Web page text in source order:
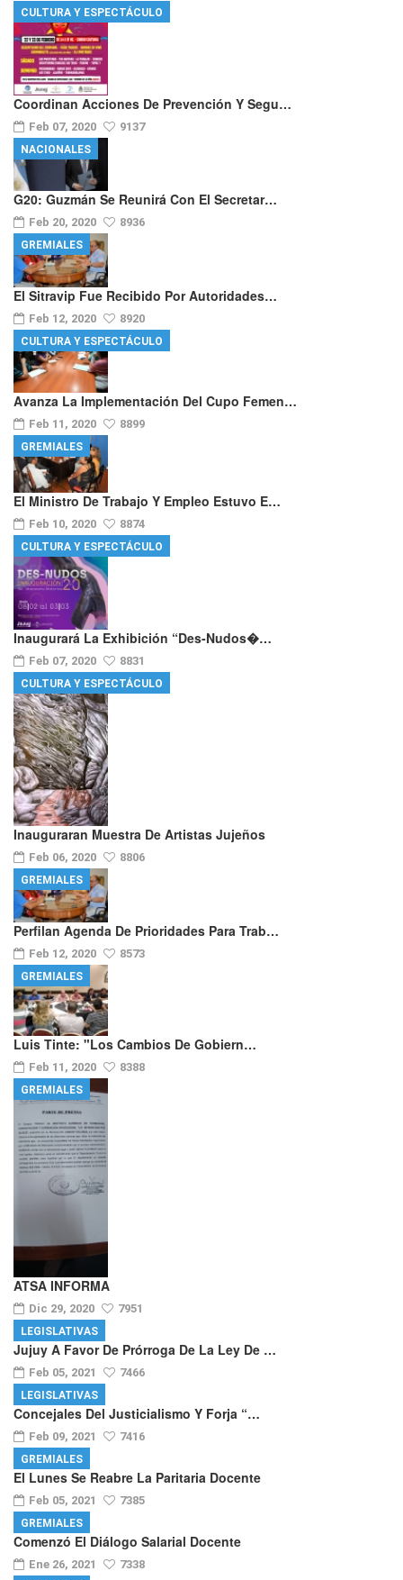
Coordinan Acciones De Prevención Y Segu…
Feb 07, 2020 9137
CULTURA Y ESPECTÁCULO
G20: Guzmán Se Reunirá Con El Secretar…
Feb 20, 2020 8936
NACIONALES
El Sitravip Fue Recibido Por Autoridades…
Feb 12, 2020 8920
GREMIALES
Avanza La Implementación Del Cupo Femen…
Feb 11, 2020 8899
CULTURA Y ESPECTÁCULO
El Ministro De Trabajo Y Empleo Estuvo E…
Feb 10, 2020 8874
GREMIALES
Inaugurará La Exhibición “Des-Nudos�…
Feb 07, 2020 8831
CULTURA Y ESPECTÁCULO
Inauguraran Muestra De Artistas Jujeños
Feb 06, 2020 8806
CULTURA Y ESPECTÁCULO
Perfilan Agenda De Prioridades Para Trab…
Feb 12, 2020 8573
GREMIALES
Luis Tinte: "los Cambios De Gobiern…
Feb 11, 2020 8388
GREMIALES
ATSA INFORMA
Dic 29, 2020 7951
GREMIALES
Jujuy A Favor De Prórroga De La Ley De …
Feb 05, 2021 7466
LEGISLATIVAS
Concejales Del Justicialismo Y Forja “…
Feb 09, 2021 7416
LEGISLATIVAS
El Lunes Se Reabre La Paritaria Docente
Feb 05, 2021 7385
GREMIALES
Comenzó El Diálogo Salarial Docente
Ene 26, 2021 7338
GREMIALES